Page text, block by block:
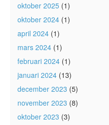
oktober 2025 (1)
oktober 2024 (1)
april 2024 (1)
mars 2024 (1)
februari 2024 (1)
januari 2024 (13)
december 2023 (5)
november 2023 (8)
oktober 2023 (3)